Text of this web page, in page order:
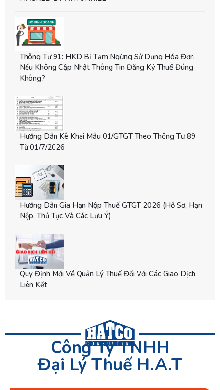
Thông Tư 91: HKD Bị Tạm Ngừng Sử Dụng Hóa Đơn
Nếu Không Cập Nhật Thông Tin Đăng Ký Thuế Đúng
Không?
Hướng Dẫn Kê Khai Mẫu 01/GTGT Theo Thông Tư 89
Từ 01/7/2026
Hướng Dẫn Gia Hạn Nộp Thuế GTGT 2026 (hồ Sơ, Hạn
Nộp, Thủ Tục Và Các Lưu Ý)
Quy Định Mới Về Quản Lý Thuế Đối Với Các Giao Dịch
Liên Kết
Công Ty TNHH
Đại Lý Thuế H.A.T